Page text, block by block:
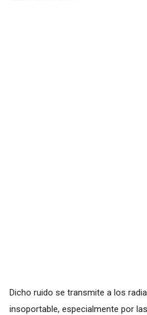
Dicho ruido se transmite a los
insoportable, especialmente por